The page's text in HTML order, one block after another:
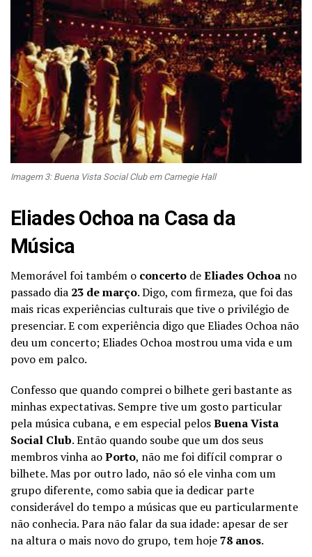
Imagem 3: Buena Vista Social Club em Carnegie Hall
Eliades Ochoa na Casa da
Música
Memorável foi também o concerto deEliades Ochoa no
passado dia 23 de março. Digo, com firmeza, que foi das
mais ricas experiências culturais que tive o privilégio de
presenciar. E com experiência digo que Eliades Ochoa não
deu um concerto; Eliades Ochoa mostrou uma vida e um
povo em palco.
Confesso que quando comprei o bilhete geri bastante as
minhas expectativas. Sempre tive um gosto particular
pela música cubana, e em especial pelosBuena Vista
Social Club. Então quando soube que um dos seus
membros vinha aoPorto, não me foi difícil comprar o
bilhete. Mas por outro lado, não só ele vinha com um
grupo diferente, como sabia que ia dedicar parte
considerável do tempo a músicas que eu particularmente
não conhecia. Para não falar da sua idade: apesar de ser
na altura o mais novo do grupo, tem hoje78 anos.